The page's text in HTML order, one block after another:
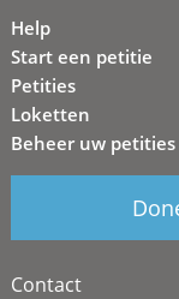
Help
Start een petitie
Petities
Loketten
Beheer uw petities
Contact